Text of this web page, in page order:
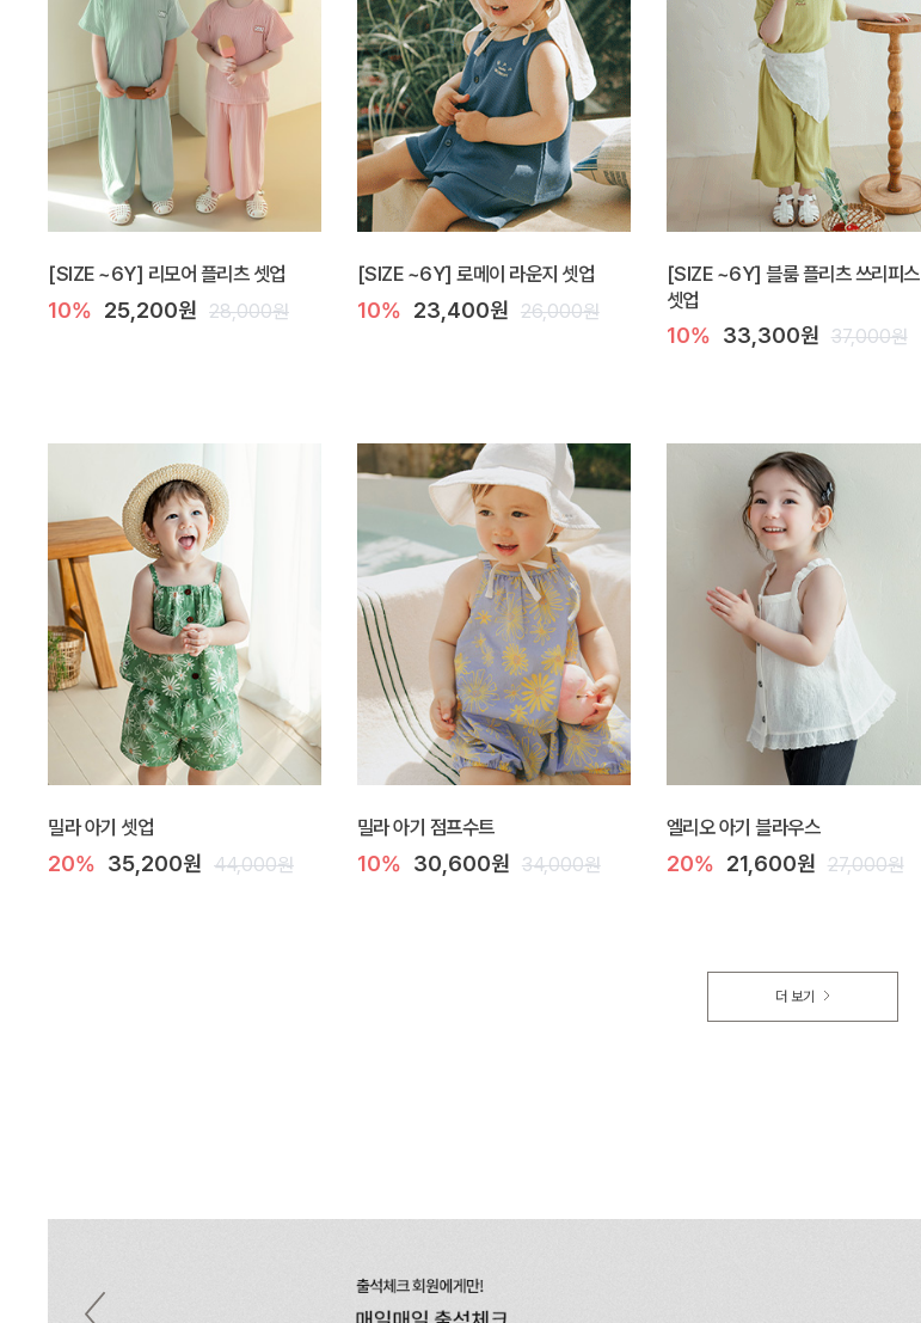
[SIZE ~6Y] 리모어 플리츠 셋업
10% 25,200원 28,000원
[SIZE ~6Y] 로메이 라운지 셋업
10% 23,400원 26,000원
[SIZE ~6Y] 블룸 플리츠 쓰리피스
셋업
10% 33,300원 37,000원
밀라 아기 셋업
20% 35,200원 44,000원
밀라 아기 점프수트
10% 30,600원 34,000원
엘리오 아기 블라우스
20% 21,600원 27,000원
더 보기